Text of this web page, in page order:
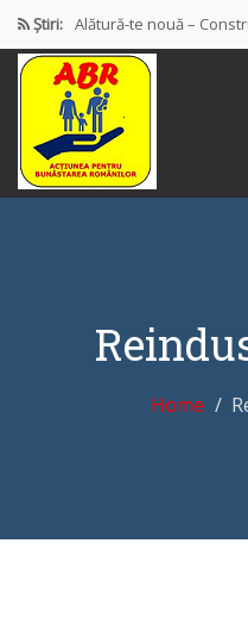
Știri: Alătură-te nouă –
PROTEST OFICIAL
Discursul de la Blaj
Muncă și protecție
Home